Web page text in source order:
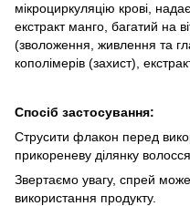
мікроциркуляцію крові,
екстракт манго, багатий на
(зволоження, живлення та
кополімерів (захист),
Спосіб застосування:
Струсити флакон перед
прикореневу ділянку волосся.
Звертаємо увагу, спрей
використання продукту.